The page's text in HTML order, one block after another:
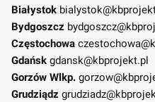
Białystok
Bydgoszcz
Częstochowa
Gdańsk gdansk@kbprojekt.pl
Gorzów Wlkp.
Grudziądz